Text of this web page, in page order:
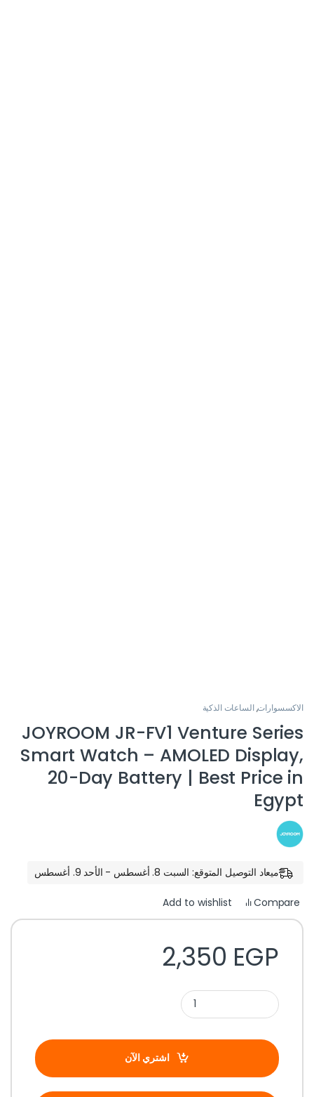
الاكسسوارات,الساعات الذكية
JOYROOM JR-FV1 Venture Series
Smart Watch – AMOLED Display,
20-Day Battery | Best Price in
Egypt
ميعاد التوصيل المتوقع: السبت 8. أغسطس - الأحد 9. أغسطس
Compare
Add to wishlist
2,350 EGP
اشتري الآن